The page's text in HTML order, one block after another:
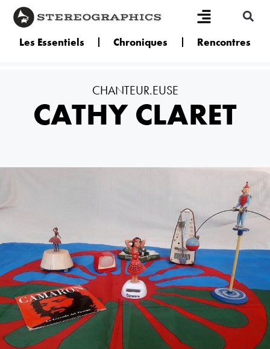
Les Essentiels Chroniques Rencontres
CHANTEUR.EUSE
CATHY CLARET